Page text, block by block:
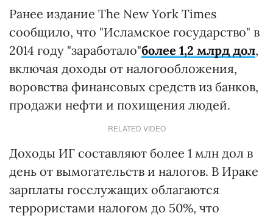
Ранее издание The New York Times
сообщило, что "Исламское государство" в
2014 году "заработало"более 1,2 млрд дол,
включая доходы от налогообложения,
воровства финансовых средств из банков,
продажи нефти и похищения людей.
RELATED VIDEO
Доходы ИГ составляют более 1 млн дол в
день от вымогательств и налогов. В Ираке
зарплаты госслужащих облагаются
террористами налогом до 50%, что